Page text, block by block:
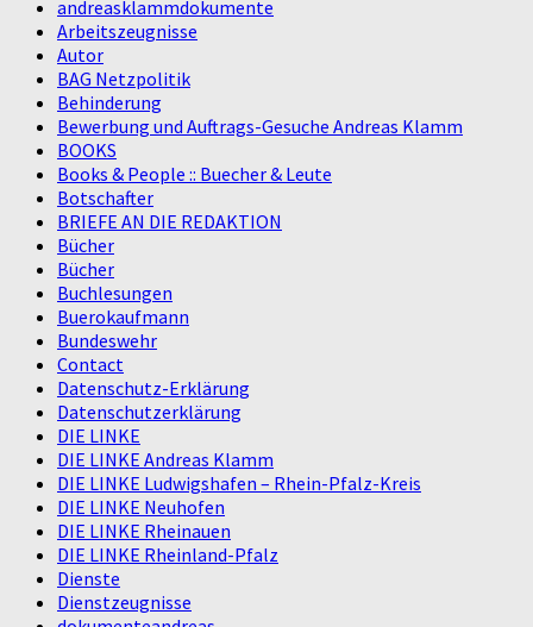
andreasklammdokumente
Arbeitszeugnisse
Autor
BAG Netzpolitik
Behinderung
Bewerbung und Auftrags-Gesuche Andreas Klamm
BOOKS
Books & People :: Buecher & Leute
Botschafter
BRIEFE AN DIE REDAKTION
Bücher
Bücher
Buchlesungen
Buerokaufmann
Bundeswehr
Contact
Datenschutz-Erklärung
Datenschutzerklärung
DIE LINKE
DIE LINKE Andreas Klamm
DIE LINKE Ludwigshafen – Rhein-Pfalz-Kreis
DIE LINKE Neuhofen
DIE LINKE Rheinauen
DIE LINKE Rheinland-Pfalz
Dienste
Dienstzeugnisse